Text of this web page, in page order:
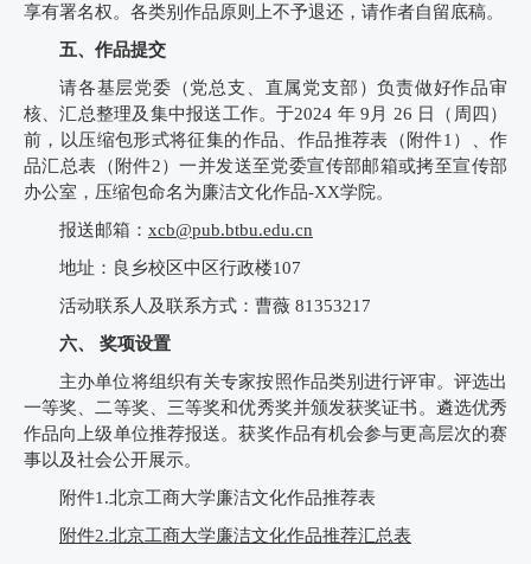
享有署名权。各类别作品原则上不予退还，请作者自留底稿。
五、作品提交
请各基层党委（党总支、直属党支部）负责做好作品审
核、汇总整理及集中报送工作。于2024 年 9月 26 日（周四）
前，以压缩包形式将征集的作品、作品推荐表（附件1）、作
品汇总表（附件2）一并发送至党委宣传部邮箱或拷至宣传部
办公室，压缩包命名为廉洁文化作品-XX学院。
报送邮箱： xcb@pub.btbu.edu.cn
地址：良乡校区中区行政楼107
活动联系人及联系方式：曹薇 81353217
六、 奖项设置
主办单位将组织有关专家按照作品类别进行评审。评选出
一等奖、二等奖、三等奖和优秀奖并颁发获奖证书。遴选优秀
作品向上级单位推荐报送。获奖作品有机会参与更高层次的赛
事以及社会公开展示。
附件1.北京工商大学廉洁文化作品推荐表
附件2.北京工商大学廉洁文化作品推荐汇总表